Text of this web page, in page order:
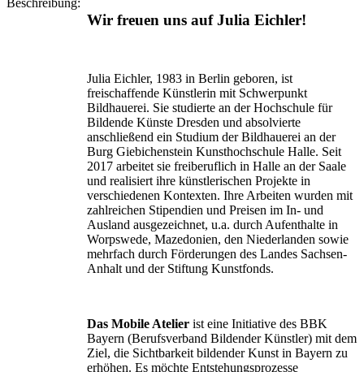
Beschreibung:
Wir freuen uns auf Julia Eichler!
Julia Eichler, 1983 in Berlin geboren, ist
freischaffende Künstlerin mit Schwerpunkt
Bildhauerei. Sie studierte an der Hochschule für
Bildende Künste Dresden und absolvierte
anschließend ein Studium der Bildhauerei an der
Burg Giebichenstein Kunsthochschule Halle. Seit
2017 arbeitet sie freiberuflich in Halle an der Saale
und realisiert ihre künstlerischen Projekte in
verschiedenen Kontexten. Ihre Arbeiten wurden mit
zahlreichen Stipendien und Preisen im In- und
Ausland ausgezeichnet, u.a. durch Aufenthalte in
Worpswede, Mazedonien, den Niederlanden sowie
mehrfach durch Förderungen des Landes Sachsen-
Anhalt und der Stiftung Kunstfonds.
Das Mobile Atelier ist eine Initiative des BBK
Bayern (Berufsverband Bildender Künstler) mit dem
Ziel, die Sichtbarkeit bildender Kunst in Bayern zu
erhöhen. Es möchte Entstehungsprozesse